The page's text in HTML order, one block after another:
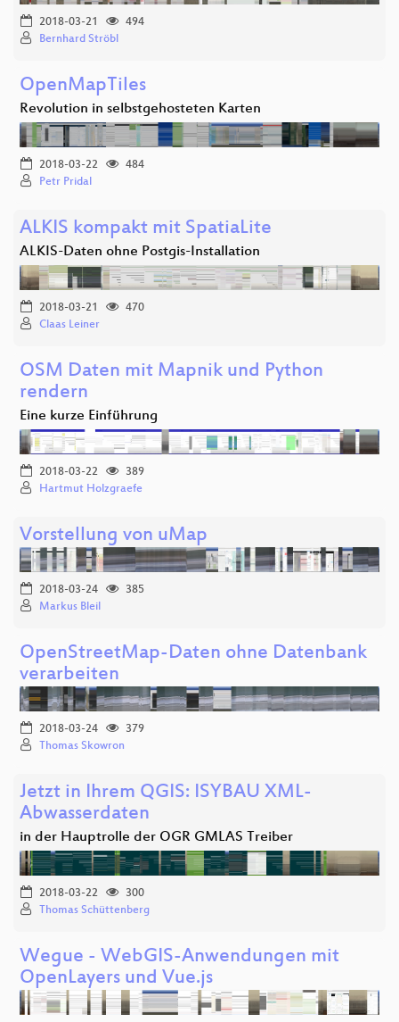
2018-03-21
494
Bernhard Ströbl
OpenMapTiles
Revolution in selbstgehosteten Karten
2018-03-22
484
Petr Pridal
ALKIS kompakt mit SpatiaLite
ALKIS-Daten ohne Postgis-Installation
2018-03-21
470
Claas Leiner
OSM Daten mit Mapnik und Python
rendern
Eine kurze Einführung
2018-03-22
389
Hartmut Holzgraefe
Vorstellung von uMap
2018-03-24
385
Markus Bleil
OpenStreetMap-Daten ohne Datenbank
verarbeiten
2018-03-24
379
Thomas Skowron
Jetzt in Ihrem QGIS: ISYBAU XML-
Abwasserdaten
in der Hauptrolle der OGR GMLAS Treiber
2018-03-22
300
Thomas Schüttenberg
Wegue - WebGIS-Anwendungen mit
OpenLayers und Vue.js